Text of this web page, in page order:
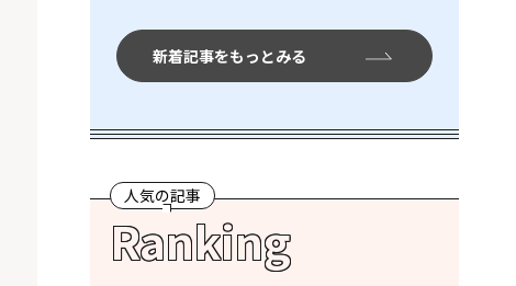
新着記事をもっとみる
人気の記事
Ranking